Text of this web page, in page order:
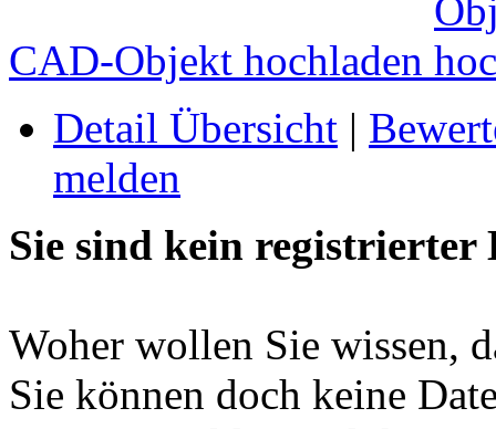
CAD-Objekt hochladen
Detail Übersicht |
melden
Sie sind kein registrierter
Woher wollen Sie wissen,
Sie können doch keine